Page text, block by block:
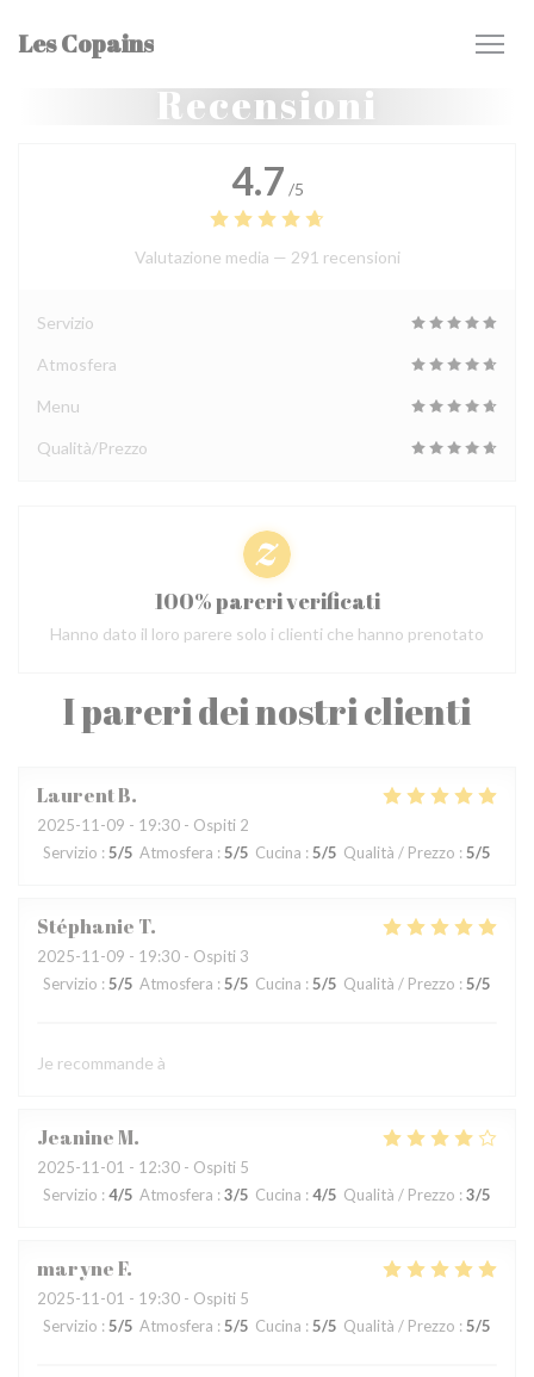
Les Copains
Recensioni
I pareri dei nostri clienti
LaurentB
2025-11-09 - 19:30 - Ospiti 2
Servizio : 5/5 Atmosfera : 5/5 Cucina : 5/5 Qualità / Prezzo : 5/5
Stéphanie T
2025-11-09 - 19:30 - Ospiti 3
Servizio : 5/5 Atmosfera : 5/5 Cucina : 5/5 Qualità / Prezzo : 5/5
Je recommande à
JeanineM
2025-11-01 - 12:30 - Ospiti 5
Servizio : 4/5 Atmosfera : 3/5 Cucina : 4/5 Qualità / Prezzo : 3/5
maryneF
2025-11-01 - 19:30 - Ospiti 5
Servizio : 5/5 Atmosfera : 5/5 Cucina : 5/5 Qualità / Prezzo : 5/5
4.7 /5
Valutazione media — 291 recensioni
Servizio
Atmosfera
Menu
Qualità/Prezzo
100% pareri verificati
Hanno dato il loro parere solo i clienti che hanno prenotato